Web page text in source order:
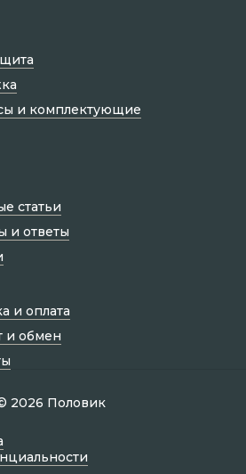
статьи
и ответы
и оплата
и обмен
2026 Половик
и комплектующие